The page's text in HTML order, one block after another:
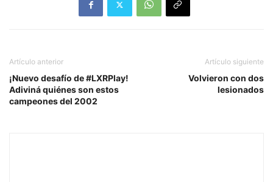
Artículo anterior
¡Nuevo desafío de #LXRPlay!
Adiviná quiénes son estos
campeones del 2002
Artículo siguiente
Volvieron con dos
lesionados